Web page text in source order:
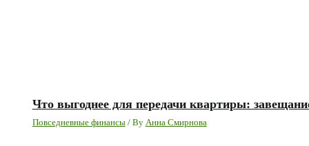
Что выгоднее для передачи квартиры:
Повседневные финансы/ By Анна Смирнова